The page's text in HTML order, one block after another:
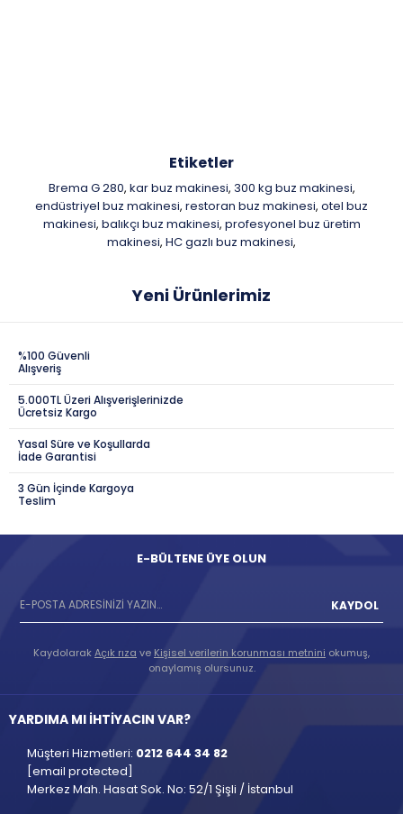
Etiketler
Brema G 280, kar buz makinesi, 300 kg buz makinesi,
endüstriyel buz makinesi, restoran buz makinesi, otel buz
makinesi, balıkçı buz makinesi, profesyonel buz üretim
makinesi, HC gazlı buz makinesi,
Yeni Ürünlerimiz
%100 Güvenli
Alışveriş
5.000TL Üzeri Alışverişlerinizde
Ücretsiz Kargo
Yasal Süre ve Koşullarda
İade Garantisi
3 Gün İçinde Kargoya
Teslim
E-BÜLTENE ÜYE OLUN
KAYDOL
KaydolarakAçık rıza ve Kişisel verilerin korunması metnini okumuş,
onaylamış olursunuz.
YARDIMA MI İHTİYACIN VAR?
Müşteri Hizmetleri: 0212 644 34 82
[email protected]
Merkez Mah. Hasat Sok. No: 52/1 Şişli / İstanbul